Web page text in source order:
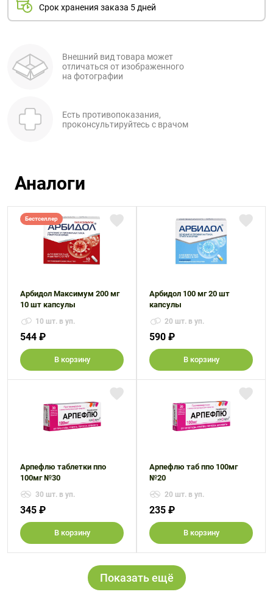
Срок хранения заказа 5 дней
Внешний вид товара может
отличаться от изображенного
на фотографии
Есть противопоказания,
проконсультируйтесь с врачом
Аналоги
Бестселлер
Арбидол Максимум 200 мг
10 шт капсулы
10 шт. в уп.
544 ₽
В корзину
Арбидол 100 мг 20 шт
капсулы
20 шт. в уп.
590 ₽
В корзину
Арпефлю таблетки ппо
100мг №30
30 шт. в уп.
345 ₽
В корзину
Арпефлю таб ппо 100мг
№20
20 шт. в уп.
235 ₽
В корзину
Показать ещё